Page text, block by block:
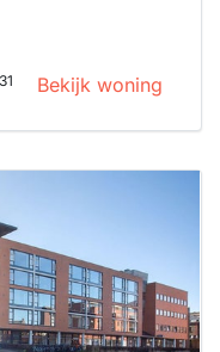
Bekijk woning